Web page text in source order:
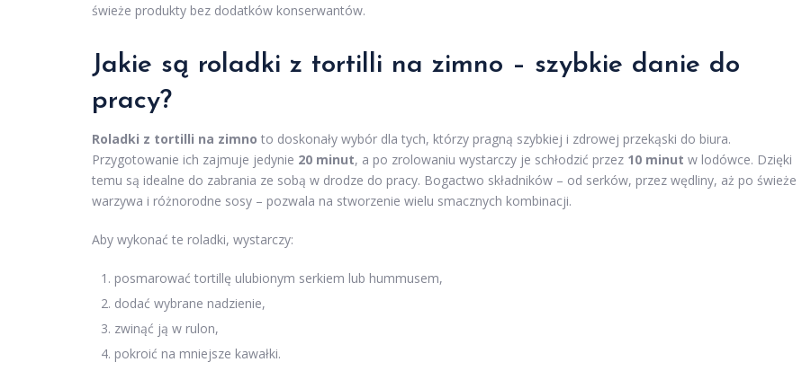
świeże produkty bez dodatków konserwantów.
Jakie są roladki z tortilli na zimno – szybkie danie do
pracy?
Roladki z tortilli na zimno to doskonały wybór dla tych, którzy pragną szybkiej i zdrowej przekąski do biura.
Przygotowanie ich zajmuje jedynie 20 minut, a po zrolowaniu wystarczy je schłodzić przez 10 minut w lodówce. Dzięki
temu są idealne do zabrania ze sobą w drodze do pracy. Bogactwo składników – od serków, przez wędliny, aż po świeże
warzywa i różnorodne sosy – pozwala na stworzenie wielu smacznych kombinacji.
Aby wykonać te roladki, wystarczy:
posmarować tortillę ulubionym serkiem lub hummusem,
dodać wybrane nadzienie,
zwinąć ją w rulon,
pokroić na mniejsze kawałki.